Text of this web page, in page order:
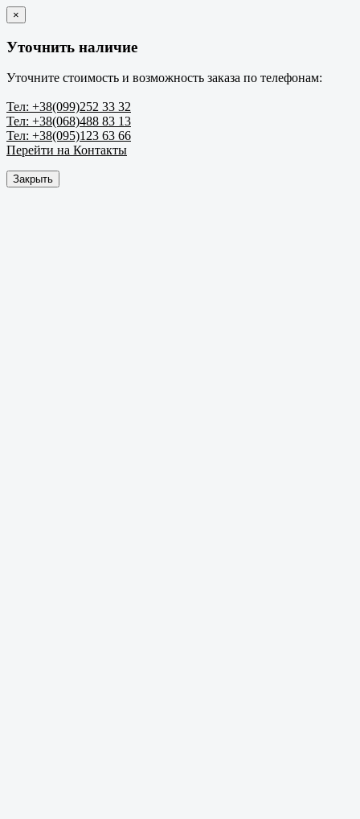
×
Уточнить наличие
Уточните стоимость и возможность заказа по телефонам:
Тел: +38(099)252 33 32
Тел: +38(068)488 83 13
Тел: +38(095)123 63 66
Перейти на Контакты
Закрыть